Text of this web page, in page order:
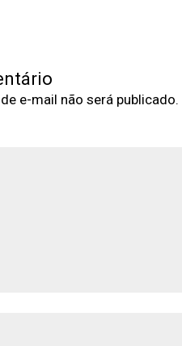
e-mail não será publicado.